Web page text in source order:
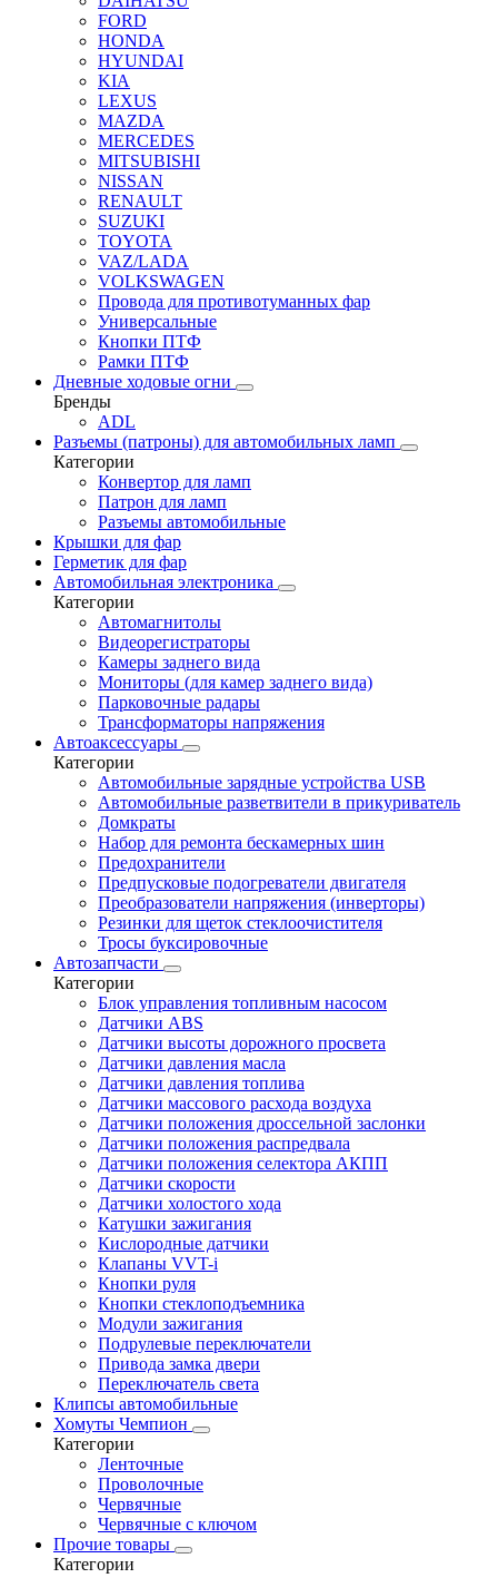
FORD
HONDA
HYUNDAI
KIA
LEXUS
MAZDA
MERCEDES
MITSUBISHI
NISSAN
RENAULT
SUZUKI
TOYOTA
VAZ/LADA
VOLKSWAGEN
Провода для противотуманных фар
Универсальные
Кнопки ПТФ
Рамки ПТФ
Дневные ходовые огни
Бренды
ADL
Разъемы (патроны) для автомобильных ламп
Категории
Конвертор для ламп
Патрон для ламп
Разъемы автомобильные
Крышки для фар
Герметик для фар
Автомобильная электроника
Категории
Автомагнитолы
Видеорегистраторы
Камеры заднего вида
Мониторы (для камер заднего вида)
Парковочные радары
Трансформаторы напряжения
Автоаксессуары
Категории
Автомобильные зарядные устройства USB
Автомобильные разветвители в прикуриватель
Домкраты
Набор для ремонта бескамерных шин
Предохранители
Предпусковые подогреватели двигателя
Преобразователи напряжения (инверторы)
Резинки для щеток стеклоочистителя
Тросы буксировочные
Автозапчасти
Категории
Блок управления топливным насосом
Датчики ABS
Датчики высоты дорожного просвета
Датчики давления масла
Датчики давления топлива
Датчики массового расхода воздуха
Датчики положения дроссельной заслонки
Датчики положения распредвала
Датчики положения селектора АКПП
Датчики скорости
Датчики холостого хода
Катушки зажигания
Кислородные датчики
Клапаны VVT-i
Кнопки руля
Кнопки стеклоподъемника
Модули зажигания
Подрулевые переключатели
Привода замка двери
Переключатель света
Клипсы автомобильные
Хомуты Чемпион
Категории
Ленточные
Проволочные
Червячные
Червячные с ключом
Прочие товары
Категории